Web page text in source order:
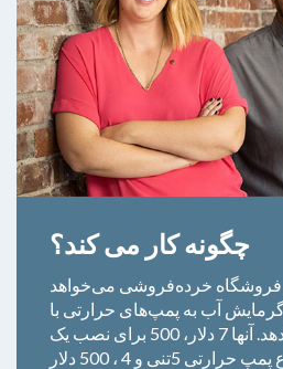
چگونه کار می کند؟
فروشگاه خرده‌فروشی می‌خواهد
گرمایش آب به پمپ‌های حرارتی با
انرژی کارآمد ارتقا دهد. آنها 7 دلار، 500 برای نصب یک
سیستم تهویه مطبوع پمپ حرارتی 5تنی و 4 ، 500 دلار